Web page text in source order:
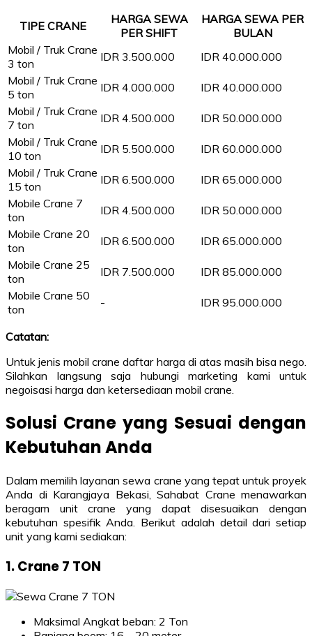
TIPE CRANE
HARGA SEWA
PER SHIFT
HARGA SEWA PER
BULAN
Mobil / Truk Crane
3 ton
IDR 3.500.000
IDR 40.000.000
Mobil / Truk Crane
5 ton
IDR 4.000.000
IDR 40.000.000
Mobil / Truk Crane
7 ton
IDR 4.500.000
IDR 50.000.000
Mobil / Truk Crane
10 ton
IDR 5.500.000
IDR 60.000.000
Mobil / Truk Crane
15 ton
IDR 6.500.000
IDR 65.000.000
Mobile Crane 7
ton
IDR 4.500.000
IDR 50.000.000
Mobile Crane 20
ton
IDR 6.500.000
IDR 65.000.000
Mobile Crane 25
ton
IDR 7.500.000
IDR 85.000.000
Mobile Crane 50
ton
- IDR 95.000.000
Catatan:
Untuk jenis mobil crane daftar harga di atas masih bisa nego.
Silahkan langsung saja hubungi marketing kami untuk
negoisasi harga dan ketersediaan mobil crane.
Solusi Crane yang Sesuai dengan
Kebutuhan Anda
Dalam memilih layanan sewa crane yang tepat untuk proyek
Anda di Karangjaya Bekasi, Sahabat Crane menawarkan
beragam unit crane yang dapat disesuaikan dengan
kebutuhan spesifik Anda. Berikut adalah detail dari setiap
unit yang kami sediakan:
1. Crane 7 TON
Maksimal Angkat beban: 2 Ton